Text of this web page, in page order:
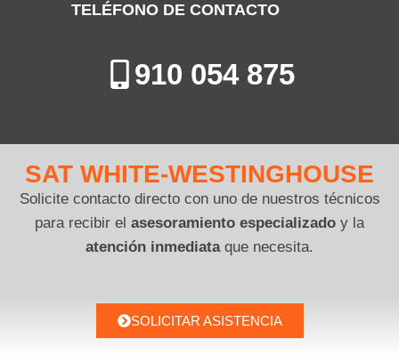
TELÉFONO DE CONTACTO
910 054 875
SAT WHITE-WESTINGHOUSE
Solicite contacto directo con uno de nuestros técnicos
para recibir el asesoramiento especializado y la
atención inmediataque necesita.
SOLICITAR ASISTENCIA